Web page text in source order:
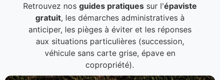
Retrouvez nos guides pratiquessur l'épaviste
gratuit, les démarches administratives à
anticiper, les pièges à éviter et les réponses
aux situations particulières (succession,
véhicule sans carte grise, épave en
copropriété).